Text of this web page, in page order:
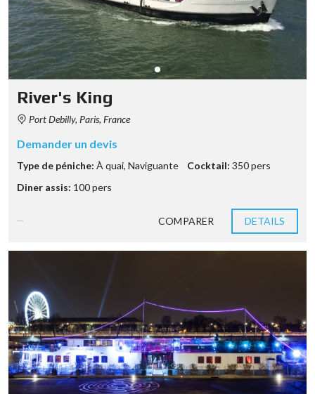
River's King
Port Debilly, Paris, France
Demander un devis
Type de péniche: À quai, Naviguante Cocktail: 350 pers
Diner assis: 100 pers
COMPARER DETAILS